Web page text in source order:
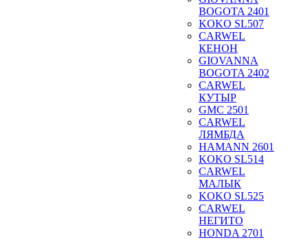
BOGOTA 2401
KOKO SL507
CARWEL
КЕНОН
GIOVANNA
BOGOTA 2402
CARWEL
КУТЫР
GMC 2501
CARWEL
ЛЯМБДА
HAMANN 2601
KOKO SL514
CARWEL
МАЛЫК
KOKO SL525
CARWEL
НЕГИТО
HONDA 2701